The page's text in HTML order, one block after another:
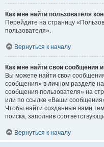
Как мне найти пользователя
Перейдите на страницу
пользователя».
Вернуться к началу
Как мне найти свои сообщения
Вы можете найти свои
сообщения» в личном разделе
сообщения пользователя» на
или по ссылке «Ваши
Чтобы найти созданные вами
поиска, заполнив
Вернуться к началу